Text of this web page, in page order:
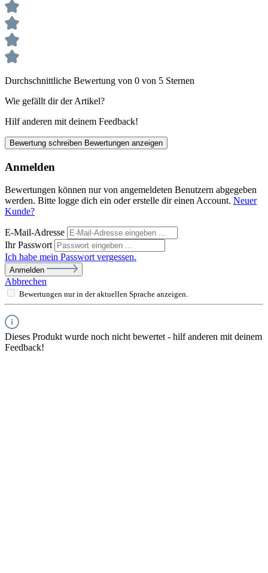
Durchschnittliche Bewertung von 0 von 5 Sternen
Wie gefällt dir der Artikel?
Hilf anderen mit deinem Feedback!
Bewertung schreiben Bewertungen anzeigen
Anmelden
Bewertungen können nur von angemeldeten Benutzern abgegeben
werden. Bitte logge dich ein oder erstelle dir einen Account. Neuer
Kunde?
E-Mail-Adresse
Ihr Passwort
Ich habe mein Passwort vergessen.
Anmelden
Abbrechen
Bewertungen nur in der aktuellen Sprache anzeigen.
Dieses Produkt wurde noch nicht bewertet - hilf anderen mit deinem
Feedback!